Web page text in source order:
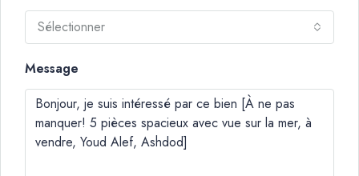
Sélectionner
Message